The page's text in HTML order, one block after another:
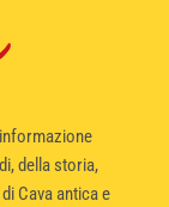
della storia,
Cava antica e